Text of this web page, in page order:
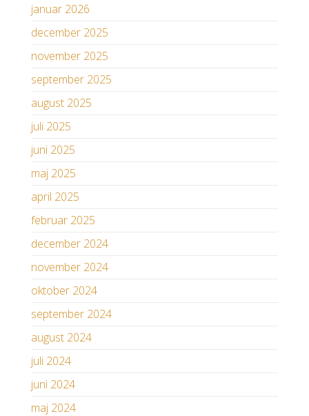
januar 2026
december 2025
november 2025
september 2025
august 2025
juli 2025
juni 2025
maj 2025
april 2025
februar 2025
december 2024
november 2024
oktober 2024
september 2024
august 2024
juli 2024
juni 2024
maj 2024